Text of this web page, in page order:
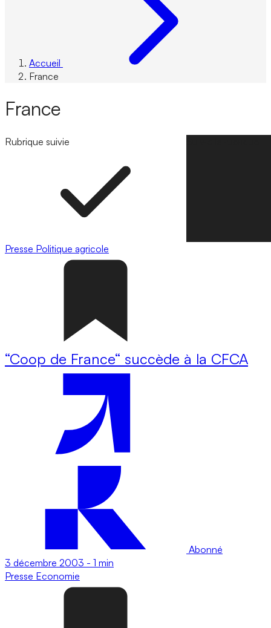
Accueil
France
France
Rubrique suivie
Presse Politique agricole
“Coop de France“ succède à la CFCA
Abonné
3 décembre 2003 - 1 min
Presse Economie